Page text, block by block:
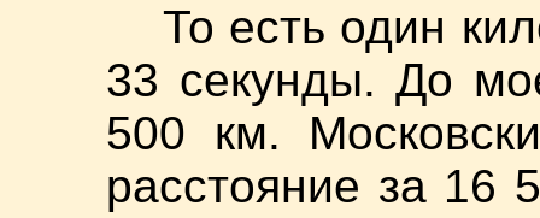
То есть один
33 секунды. До
500 км.
расстояние за 16